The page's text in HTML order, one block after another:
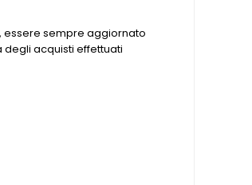
sempre aggiornato
degli acquisti effettuati